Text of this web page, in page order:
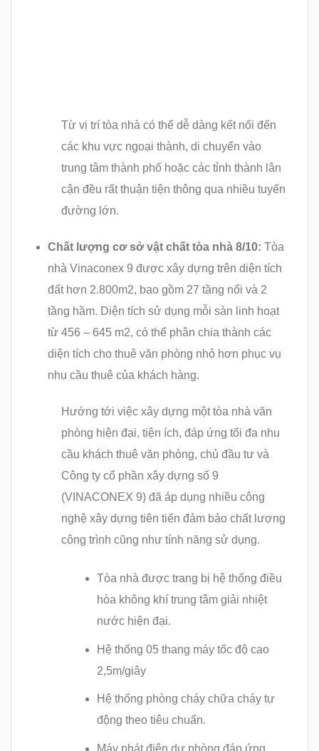
Từ vị trí tòa nhà có thể dễ dàng kết nối đến
các khu vực ngoại thành, di chuyển vào
trung tâm thành phố hoặc các tỉnh thành lân
cận đều rất thuận tiện thông qua nhiều tuyến
đường lớn.
Chất lượng cơ sở vật chất tòa nhà 8/10: Tòa
nhà Vinaconex 9 được xây dựng trên diện tích
đất hơn 2.800m2, bao gồm 27 tầng nổi và 2
tầng hầm. Diện tích sử dụng mỗi sàn linh hoạt
từ 456 – 645 m2, có thể phân chia thành các
diện tích cho thuê văn phòng nhỏ hơn phục vụ
nhu cầu thuê của khách hàng.
Hướng tới việc xây dựng một tòa nhà văn
phòng hiện đại, tiện ích, đáp ứng tối đa nhu
cầu khách thuê văn phòng, chủ đầu tư và
Công ty cổ phần xây dựng số 9
(VINACONEX 9) đã áp dụng nhiều công
nghệ xây dựng tiên tiến đảm bảo chất lượng
công trình cũng như tính năng sử dụng.
Tòa nhà được trang bị hệ thống điều
hòa không khí trung tâm giải nhiệt
nước hiện đại.
Hệ thống 05 thang máy tốc độ cao
2,5m/giây
Hệ thống phòng cháy chữa cháy tự
động theo tiêu chuẩn.
Máy phát điện dự phòng đáp ứng